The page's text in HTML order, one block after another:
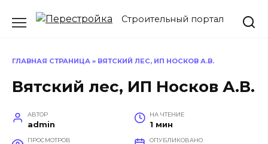
Строительный портал
ГЛАВНАЯ СТРАНИЦА » ВЯТСКИЙ ЛЕС, ИП НОСКОВ А.В.
Вятский лес, ИП Носков А.В.
АВТОР
admin
НА ЧТЕНИЕ
1 мин
ПРОСМОТРОВ ОПУБЛИКОВАНО